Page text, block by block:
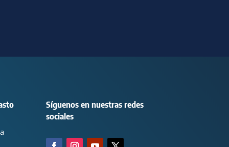
Síguenos en nuestras redes
sociales